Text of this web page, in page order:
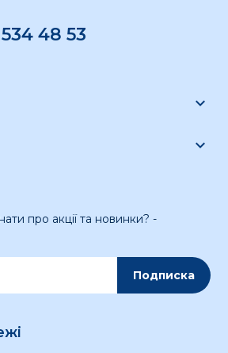
48 53


про акції та новинки? -
Подписка